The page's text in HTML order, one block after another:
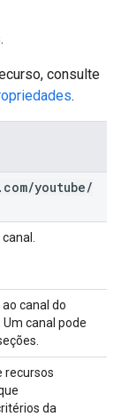
consulte
.
. com/youtube/
canal do
canal pode
recursos
da